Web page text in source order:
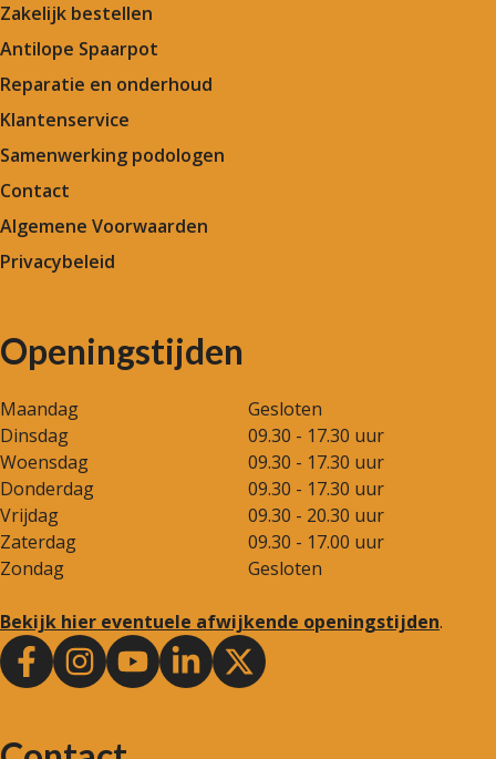
Zakelijk bestellen
Antilope Spaarpot
Reparatie en onderhoud
Klantenservice
Samenwerking podologen
Contact
Algemene Voorwaarden
Privacybeleid
Openingstijden
Maandag
Gesloten
Dinsdag
09.30 - 17.30 uur
Woensdag
09.30 - 17.30 uur
Donderdag
09.30 - 17.30 uur
Vrijdag
09.30 - 20.30 uur
Zaterdag
09.30 - 17.00 uur
Zondag
Gesloten
Bekijk hier eventuele afwijkende openingstijden.